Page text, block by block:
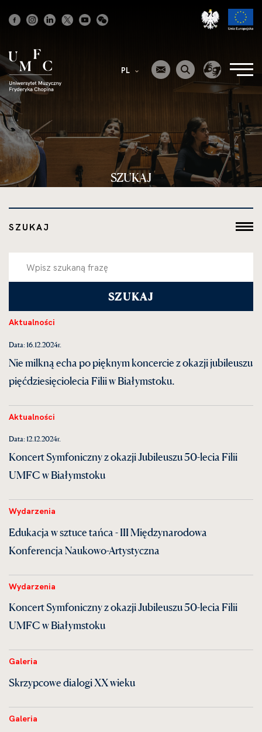
PL
SZUKAJ
SZUKAJ
Aktualności
Data: 16.12.2024r.
Nie milkną echa po pięknym koncercie z okazji jubileuszu
pięćdziesięciolecia Filii w Białymstoku.
Aktualności
Data: 12.12.2024r.
Koncert Symfoniczny z okazji Jubileuszu 50-lecia Filii
UMFC w Białymstoku
Wydarzenia
Edukacja w sztuce tańca - III Międzynarodowa
Konferencja Naukowo-Artystyczna
Wydarzenia
Koncert Symfoniczny z okazji Jubileuszu 50-lecia Filii
UMFC w Białymstoku
Galeria
Skrzypcowe dialogi XX wieku
Galeria